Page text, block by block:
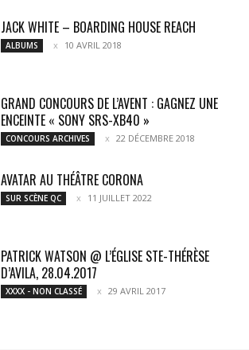
JACK WHITE – BOARDING HOUSE REACH
ALBUMS 10 AVRIL 2018
GRAND CONCOURS DE L’AVENT : GAGNEZ UNE
ENCEINTE « SONY SRS-XB40 »
CONCOURS ARCHIVES 22 DÉCEMBRE 2018
AVATAR AU THÉÂTRE CORONA
SUR SCÈNE QC 11 JUILLET 2022
PATRICK WATSON @ L’ÉGLISE STE-THÉRÈSE
D’AVILA, 28.04.2017
XXXX - NON CLASSÉ 29 AVRIL 2017